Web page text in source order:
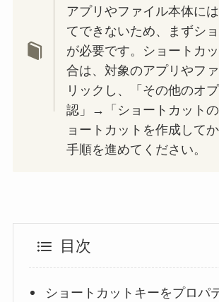
アプリやファイル本体に
てできないため、まずシ
が必要です。ショートカ
合は、対象のアプリやフ
リックし、「その他のオ
認」→「ショートカット
ョートカットを作成して
手順を進めてください。
目次
ショートカットキーをプロパ